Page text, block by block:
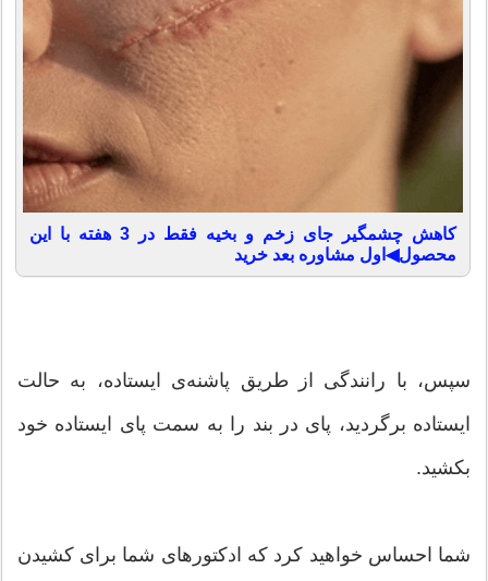
کاهش چشمگیر جای زخم و بخیه فقط در 3 هفته با این
محصول◀اول مشاوره بعد خرید
سپس، با رانندگی از طریق پاشنه‌ی ایستاده، به حالت
ایستاده برگردید، پای در بند را به سمت پای ایستاده خود
بکشید.
شما احساس خواهید کرد که ادکتورهای شما برای کشیدن